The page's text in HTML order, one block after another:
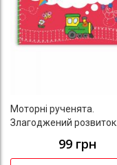
Моторні рученята.
Злагоджений розвиток
99 грн